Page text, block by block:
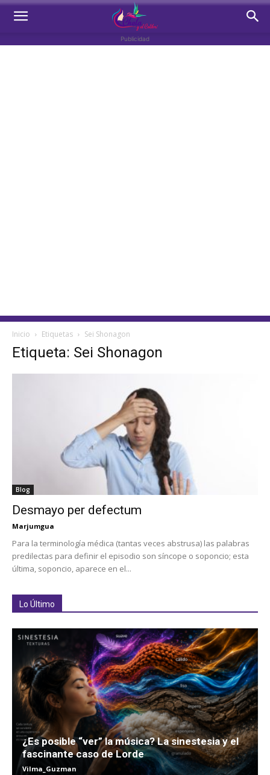
Publicidad
Inicio Etiquetas Sei Shonagon
Etiqueta: Sei Shonagon
Blog
Desmayo per defectum
Marjumgua
Para la terminología médica (tantas veces abstrusa) las palabras
predilectas para definir el episodio son síncope o soponcio; esta
última, soponcio, aparece en el...
Lo Último
¿Es posible “ver” la música? La sinestesia y el
fascinante caso de Lorde
Vilma_Guzman